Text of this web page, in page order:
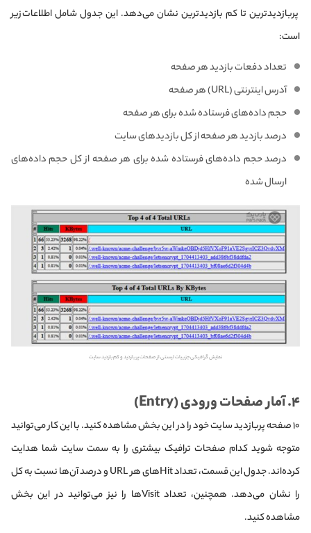
پربازدیدترین تا کم بازدیدترین نشان می‌دهد. این جدول شامل اطلاعات زیر
است:
تعداد دفعات بازدید هر صفحه
آدرس اینترنتی (URL) هر صفحه
حجم داده‌های فرستاده شده برای هر صفحه
درصد بازدید هر صفحه از کل بازدیدهای سایت
درصد حجم داده‌های فرستاده شده برای هر صفحه از کل حجم داده‌های
ارسال شده
نمایش گرافیکی جزییات لیستی از صفحات پربازدید و کم‌ بازدید سایت
۴. آمار صفحات ورودی (Entry)
۱۰ صفحه پربازدید سایت خود را در این بخش مشاهده کنید. با این کار می‌توانید
متوجه شوید کدام صفحات ترافیک بیشتری را به سمت سایت شما هدایت
کرده‌اند. جدول این قسمت، تعداد Hitهای هر URL و درصد آن‌ها نسبت به کل
را نشان می‌دهد. همچنین، تعداد Visitها را نیز می‌توانید در این بخش
مشاهده کنید.